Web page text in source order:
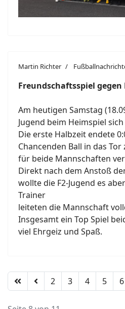
Martin Richter
Freundschaftsspiel
Am heutigen Samstag
Jugend beim Heimspiel
Die erste Halbzeit endete
Chancenden Ball in das
für beide Mannschaften
Direkt nach dem Anstoß
wollte die F2-Jugend es
Trainer
leiteten die Mannschaft
Insgesamt ein Top Spiel
viel Ehrgeiz und Spaß.
2 3 4 5 6